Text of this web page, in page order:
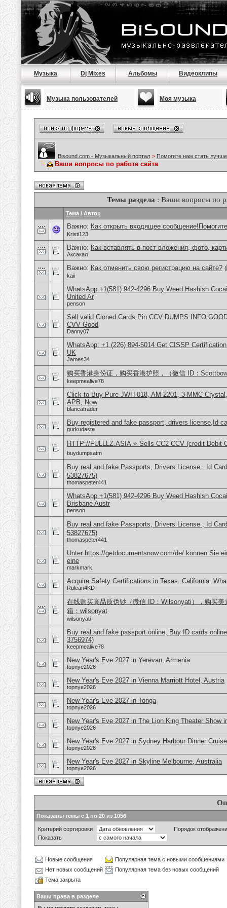
Музыка Dj Mixes Альбомы Видеоклипы
Музыка пользователей Моя музыка
Bisound.com - Музыкальный портал > Помогите нам стать
Ваши вопросы по работе сайта
Темы раздела : Ваши вопросы по
Тема / Автор
Важно: Как открыть входящее
Kristi123
Важно: Как вставлять в пост вложения, фото,
Аксакал
Важно: Как отменить свою регистрацию на сайте? (
kaii
WhatsApp +1(581) 942-4296 Buy Weed Hashish
United Ar
penson
Sell valid Cloned Cards Pin CCV DUMPS INFO
CVV Good
Danny07
WhatsApp: +1 (226) 894-5014​ Get CISSP
UK
James34
购买香港身份证，购买香港护照，（微信 ID：
keepmealive78
Click to Buy Pure JWH-018, AM-2201, 3-MMC
APB, Now
blancatrader
Buy registered and fake passport, drivers license,Id
gurkudaste
HTTP://FULLLZ.ASIA ⭐️ Sells CC2 CCV (credit Debit
buydumpsatm
Buy real and fake Passports, Drivers License , Id
53827675)
thomaspeter441
WhatsApp +1(581) 942-4296 Buy Weed Hashish
Brisbane Austr
penson
Buy real and fake Passports, Drivers License , Id
53827675)
thomaspeter441
Unter https://getdocumentsnow.com/de/ können Sie
eine
markmark
Acquire Safety Certifications in Texas. California.
Rulean4KD
在线购买高品质伪钞（微信 ID：Wilsonyati），购买
箱：wilsonyat
wilsonyati
Buy real and fake passport online, Buy ID cards
3756974)
keepmealive78
New Year's Eve 2027 in Yerevan, Armenia
topnye2026
New Year's Eve 2027 in Vienna Marriott Hotel, Austria
topnye2026
New Year's Eve 2027 in Tonga
topnye2026
New Year's Eve 2027 in The Lion King Theater Show
topnye2026
New Year's Eve 2027 in Sydney Harbour Dinner
topnye2026
New Year's Eve 2027 in Skyline Melbourne, Australia
topnye2026
Показаны темы с 1 по 20 из 1056
Критерий сортировки
Порядок
Показать
Новые сообщения
Популярная тема с новыми сообщениями
Нет новых сообщений
Популярная тема без новых сообщений
Тема закрыта
Ваши права в разделе